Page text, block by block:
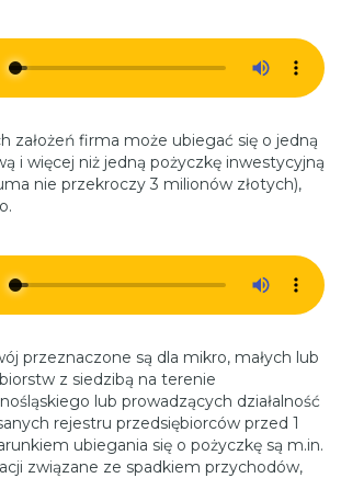
założeń firma może ubiegać się o jedną
i więcej niż jedną pożyczkę inwestycyjną
nie przekroczy 3 milionów złotych),
przeznaczone są dla mikro, małych lub
z siedzibą na terenie
lub prowadzących działalność
rejestru przedsiębiorców przed 1
ubiegania się o pożyczkę są m.in.
związane ze spadkiem przychodów,